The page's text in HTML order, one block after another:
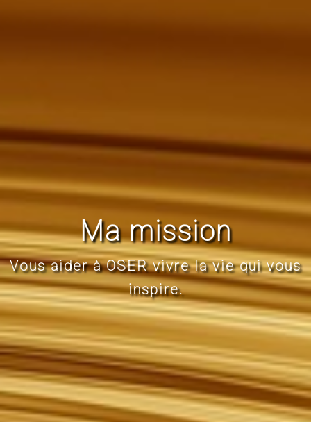
Ma mission
Vous aider à OSER vivre la vie qui vous
inspire.